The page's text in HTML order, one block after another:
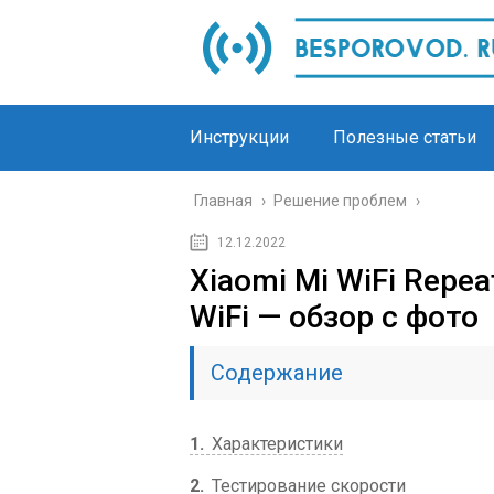
Инструкции Полезные статьи
Главная › Решение проблем ›
12.12.2022
Xiaomi Mi WiFi
WiFi — обзор с фото
Содержание
1
Характеристики
2 Тестирование скорости